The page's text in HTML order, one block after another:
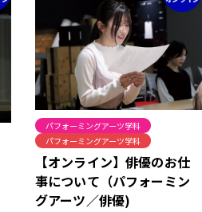
パフォーミングアーツ学科
パフォーミングアーツ学科
【オンライン】俳優のお仕
事について（パフォーミン
グアーツ／俳優)